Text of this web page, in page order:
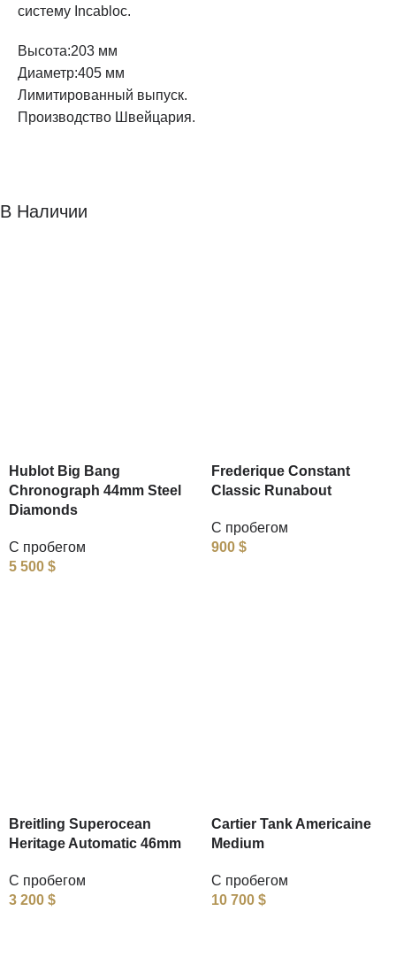
систему Incabloc.
Высота:203 мм
Диаметр:405 мм
Лимитированный выпуск.
Производство Швейцария.
В Наличии
Hublot Big Bang
Chronograph 44mm Steel
Diamonds
С пробегом
5 500 $
Frederique Constant
Classic Runabout
С пробегом
900 $
Breitling Superocean
Heritage Automatic 46mm
С пробегом
3 200 $
Cartier Tank Americaine
Medium
С пробегом
10 700 $